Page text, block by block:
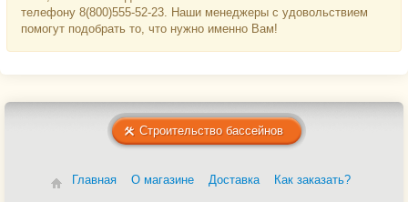
телефону 8(800)555-52-23. Наши менеджеры с удовольствием
помогут подобрать то, что нужно именно Вам!
Строительство бассейнов
Главная О магазине Доставка Как заказать?